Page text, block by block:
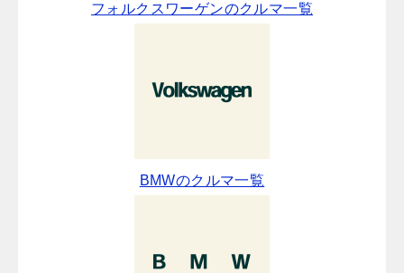
フォルクスワーゲンのクルマ一覧
BMWのクルマ一覧